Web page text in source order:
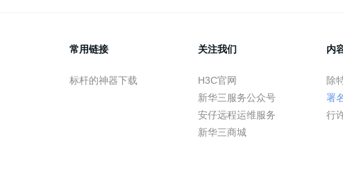
常用链接
标杆的神器下载
关注我们
H3C官网
新华三服务公众号
安仔远程运维服务
新华三商城
内
除
署
行